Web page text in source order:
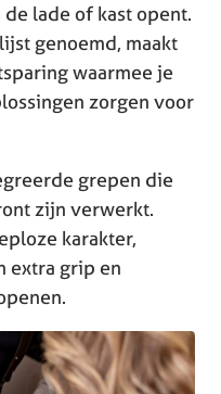
lade of kast opent.
genoemd, maakt
waarmee je
zorgen voor
grepen die
zijn verwerkt.
karakter,
extra grip en